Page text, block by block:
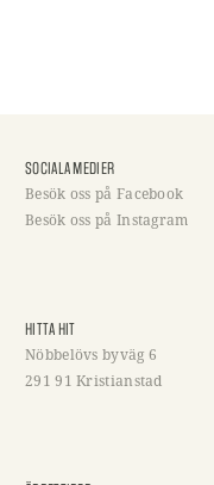
SOCIALA MEDIER
Besök oss på Facebook
Besök oss på Instagram
HITTA HIT
Nöbbelövs byväg 6
291 91 Kristianstad